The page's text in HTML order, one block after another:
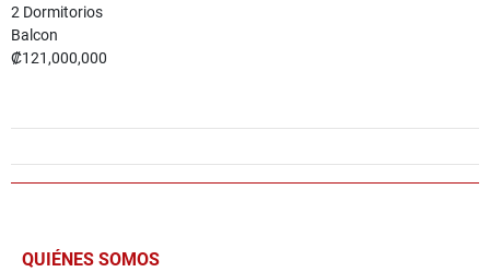
2 Dormitorios
Balcon
₡121,000,000
QUIÉNES SOMOS